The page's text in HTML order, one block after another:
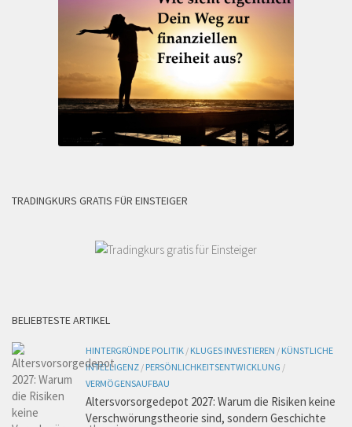
TRADINGKURS GRATIS FÜR EINSTEIGER
BELIEBTESTE ARTIKEL
HINTERGRÜNDE POLITIK / KLUGES INVESTIEREN / KÜNSTLICHE
INTELLIGENZ / PERSÖNLICHKEITSENTWICKLUNG /
VERMÖGENSAUFBAU
Altersvorsorgedepot 2027: Warum die Risiken keine
Verschwörungstheorie sind, sondern Geschichte